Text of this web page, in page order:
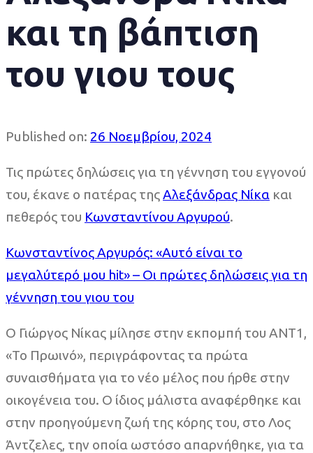
και τη βάπτιση
του γιου τους
Published on: 26 Νοεμβρίου, 2024
Τις πρώτες δηλώσεις για τη γέννηση του εγγονού
του, έκανε ο πατέρας τηςΑλεξάνδρας Νίκα και
πεθερός του Κωνσταντίνου Αργυρού.
Κωνσταντίνος Αργυρός: «Αυτό είναι το
μεγαλύτερό μου hit» – Οι πρώτες δηλώσεις για τη
γέννηση του γιου του
Ο Γιώργος Νίκας μίλησε στην εκπομπή του ΑΝΤ1,
«Το Πρωινό», περιγράφοντας τα πρώτα
συναισθήματα για το νέο μέλος που ήρθε στην
οικογένεια του. Ο ίδιος μάλιστα αναφέρθηκε και
στην προηγούμενη ζωή της κόρης του, στο Λος
Άντζελες, την οποία ωστόσο απαρνήθηκε, για τα